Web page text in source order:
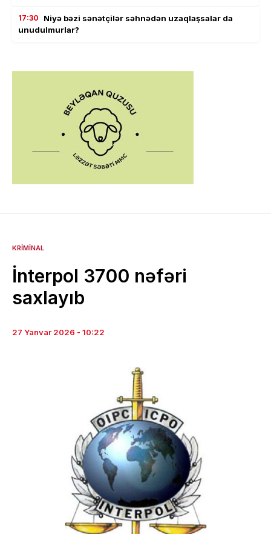
17:30
Niyə bəzi sənətçilər səhnədən uzaqlaşsalar da
unudulmurlar?
KRIMINAL
İnterpol 3700 nəfəri
saxlayıb
27 Yanvar 2026 - 10:22